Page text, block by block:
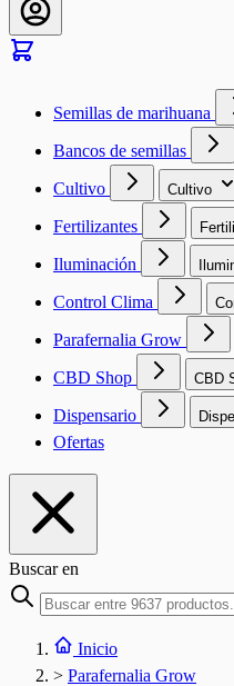
Semillas de marihuana
Bancos de semillas
Cultivo Cultivo
Fertilizantes
Iluminación
Control Clima
Parafernalia Grow
CBD Shop CBD
Dispensario
Ofertas
Buscar en
Inicio
> Parafernalia Grow